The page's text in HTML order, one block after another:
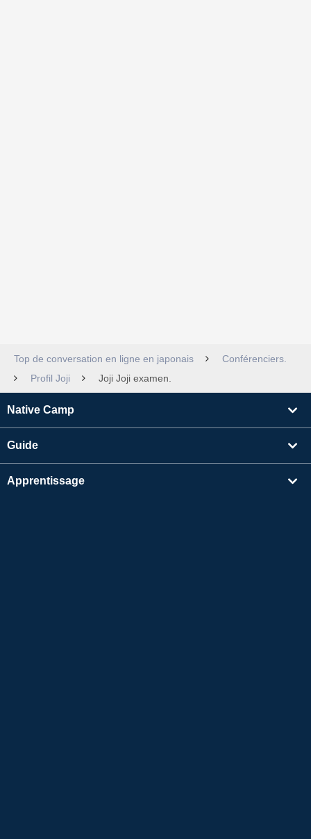
Top de conversation en ligne en japonais
Conférenciers.
Profil Joji
Joji Joji examen.
Native Camp
Guide
Apprentissage